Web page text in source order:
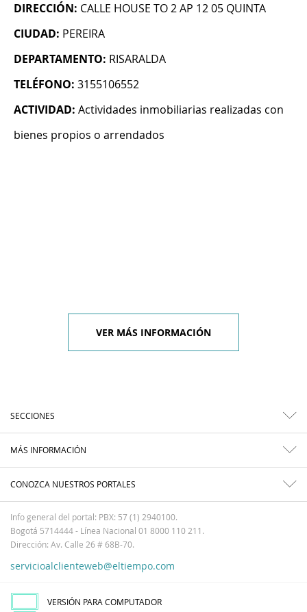
DIRECCIÓN: CALLE HOUSE TO 2 AP 12 05 QUINTA
CIUDAD: PEREIRA
DEPARTAMENTO: RISARALDA
TELÉFONO: 3155106552
ACTIVIDAD: Actividades inmobiliarias realizadas con
bienes propios o arrendados
VER MÁS INFORMACIÓN
SECCIONES
MÁS INFORMACIÓN
CONOZCA NUESTROS PORTALES
Info general del portal: PBX: 57 (1) 2940100.
Bogotá 5714444 - Línea Nacional 01 8000 110 211.
Dirección: Av. Calle 26 # 68B-70.
servicioalclienteweb@eltiempo.com
VERSIÓN PARA COMPUTADOR